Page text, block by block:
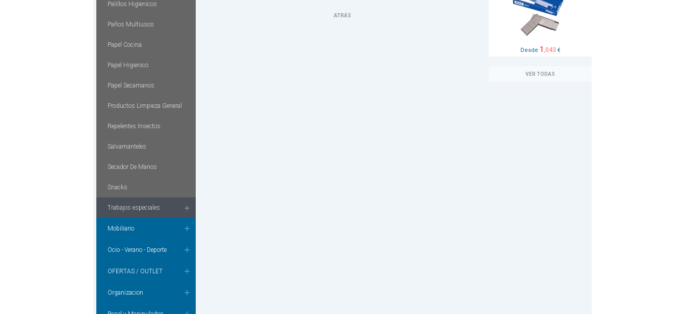
Palillos Higienicos
Paños Multiusos
Papel Cocina
Papel Higienico
Papel Secamanos
Productos Limpieza General
Repelentes Insectos
Salvamanteles
Secador De Manos
Snacks
Trabajos especiales
Mobiliario
Ocio - Verano - Deporte
OFERTAS / OUTLET
Organizacion
ATRÁS
Desde 1 ,043 €
VER TODAS